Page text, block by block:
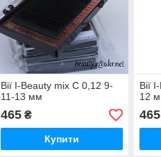
Вії I-Beauty mix C 0,12 9-
11-13 мм
465₴
Купити
Вії
12
465